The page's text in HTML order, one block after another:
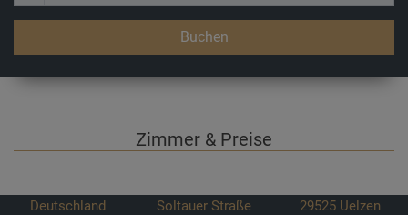
Buchen
Zimmer & Preise
Deutschland
Soltauer Straße
29525 Uelzen